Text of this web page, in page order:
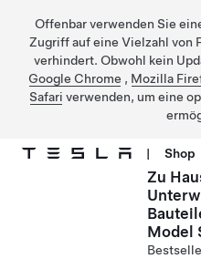
Offenbar verwenden Sie
Zugriff auf eine Vielzahl von
verhindert. Obwohl kein
Google Chrome , Mozilla
Safari verwenden, um eine
| Shop
Zu
Model